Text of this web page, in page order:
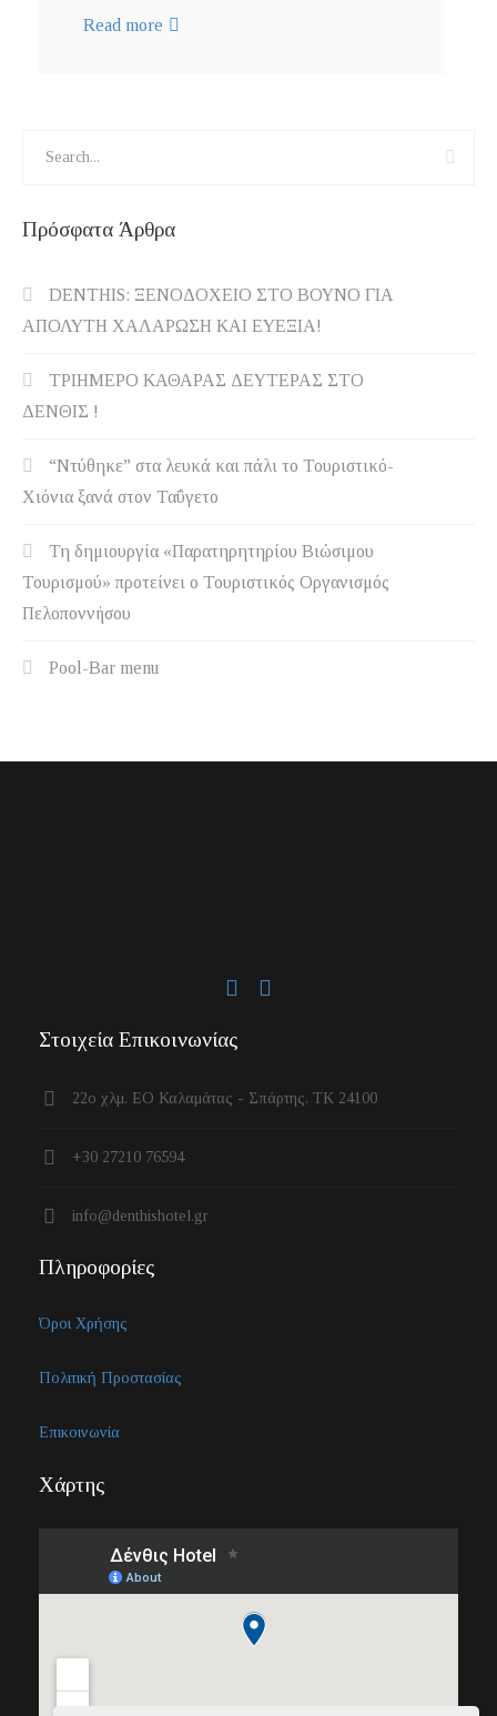
Read more
Πρόσφατα Άρθρα
DENTHIS: ΞΕΝΟΔΟΧΕΙΟ ΣΤΟ ΒΟΥΝΟ ΓΙΑ
ΑΠΟΛΥΤΗ ΧΑΛΑΡΩΣΗ ΚΑΙ ΕΥΕΞΙΑ!
ΤΡΙΗΜΕΡΟ ΚΑΘΑΡΑΣ ΔΕΥΤΕΡΑΣ ΣΤΟ
ΔΕΝΘΙΣ !
“Ντύθηκε” στα λευκά και πάλι το Τουριστικό-
Χιόνια ξανά στον Ταΰγετο
Τη δημιουργία «Παρατηρητηρίου Βιώσιμου
Τουρισμού» προτείνει ο Τουριστικός Οργανισμός
Πελοποννήσου
Pool-Bar menu
Στοιχεία Επικοινωνίας
22ο χλμ. ΕΟ Καλαμάτας - Σπάρτης, ΤΚ 24100
+30 27210 76594
info@denthishotel.gr
Πληροφορίες
Όροι Χρήσης
Πολιτική Προστασίας
Επικοινωνία
Χάρτης